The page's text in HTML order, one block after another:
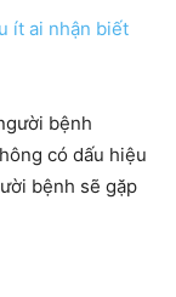
ít ai nhận biết
bệnh
có dấu hiệu
bệnh sẽ gặp